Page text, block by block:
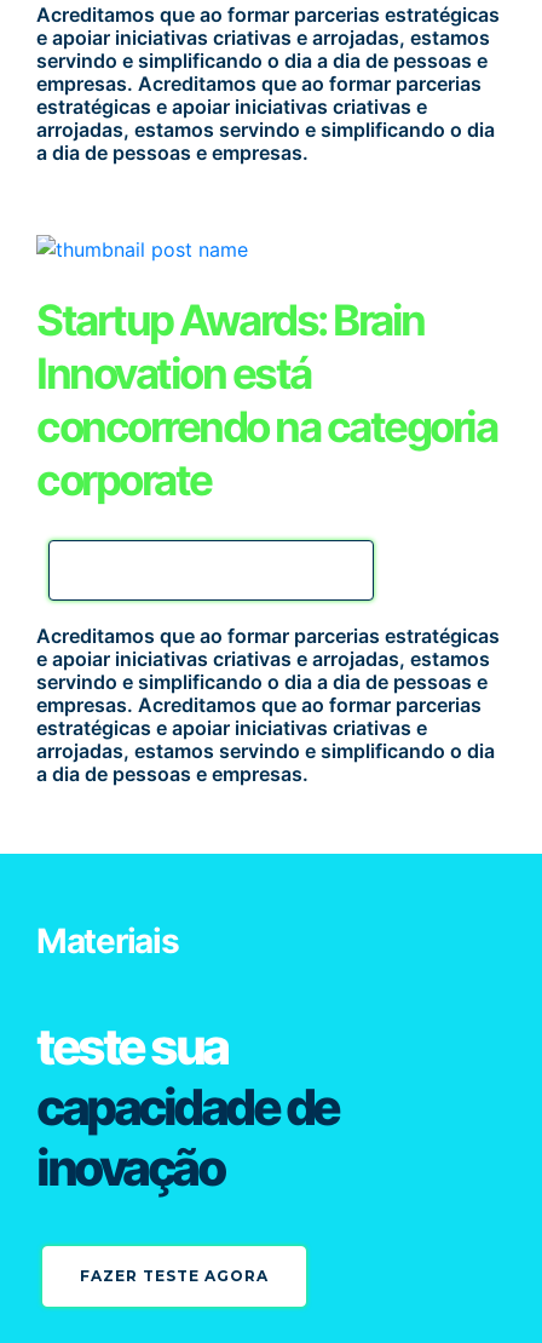
Acreditamos que ao formar parcerias estratégicas
e apoiar iniciativas criativas e arrojadas, estamos
servindo e simplificando o dia a dia de pessoas e
empresas. Acreditamos que ao formar parcerias
estratégicas e apoiar iniciativas criativas e
arrojadas, estamos servindo e simplificando o dia
a dia de pessoas e empresas.
Startup Awards: Brain
Innovation está
concorrendo na categoria
corporate
Acreditamos que ao formar parcerias estratégicas
e apoiar iniciativas criativas e arrojadas, estamos
servindo e simplificando o dia a dia de pessoas e
empresas. Acreditamos que ao formar parcerias
estratégicas e apoiar iniciativas criativas e
arrojadas, estamos servindo e simplificando o dia
a dia de pessoas e empresas.
Materiais
teste sua
capacidade de
inovação
FAZER TESTE AGORA